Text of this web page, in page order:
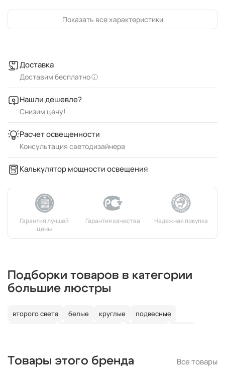
Показать все характеристики
Доставка
Доставим бесплатно
Нашли дешевле?
Снизим цену!
Расчет освещенности
Консультация светодизайнера
Калькулятор мощности освещения
Подборки товаров в категории
большие люстры
второго света белые круглые
подвесные
Товары этого бренда Все товары